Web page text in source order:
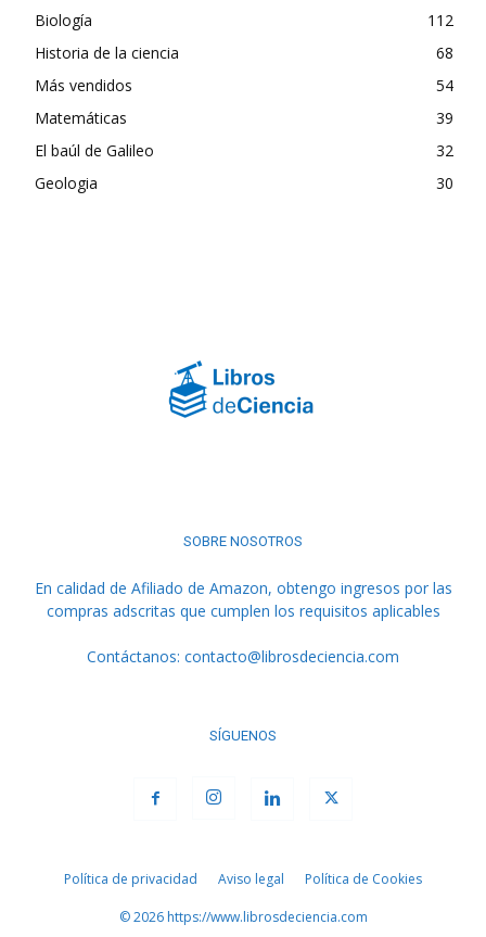
Biología
112
Historia de la ciencia
68
Más vendidos
54
Matemáticas
39
El baúl de Galileo
32
Geologia
30
SOBRE NOSOTROS
En calidad de Afiliado de Amazon, obtengo ingresos por las
compras adscritas que cumplen los requisitos aplicables
Contáctanos: contacto@librosdeciencia.com
SÍGUENOS
Política de privacidad Aviso legal Política de Cookies
© 2026 https://www.librosdeciencia.com